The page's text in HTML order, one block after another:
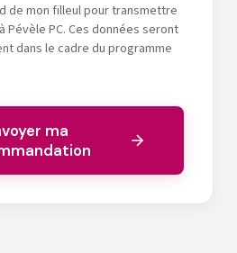
de mon filleul pour transmettre
Pévèle PC. Ces données seront
dans le cadre du programme
ma